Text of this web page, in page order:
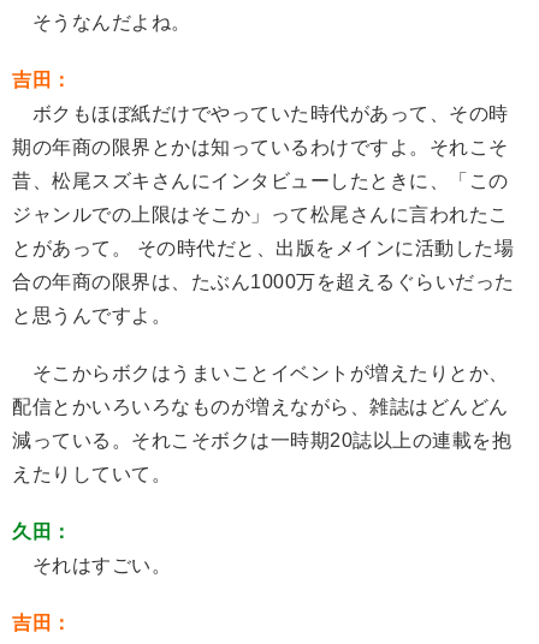
そうなんだよね。
吉田：
ボクもほぼ紙だけでやっていた時代があって、その時
期の年商の限界とかは知っているわけですよ。それこそ
昔、松尾スズキさんにインタビューしたときに、「この
ジャンルでの上限はそこか」って松尾さんに言われたこ
とがあって。 その時代だと、出版をメインに活動した場
合の年商の限界は、たぶん1000万を超えるぐらいだった
と思うんですよ。
そこからボクはうまいことイベントが増えたりとか、
配信とかいろいろなものが増えながら、雑誌はどんどん
減っている。それこそボクは一時期20誌以上の連載を抱
えたりしていて。
久田：
それはすごい。
吉田：